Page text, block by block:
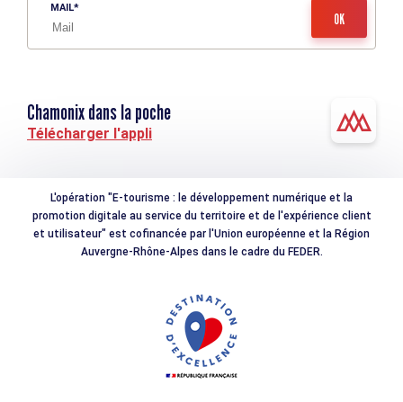
MAIL
Chamonix dans la poche
Télécharger l'appli
L'opération "E-tourisme : le développement numérique et la
promotion digitale au service du territoire et de l'expérience client
et utilisateur" est cofinancée par l'Union européenne et la Région
Auvergne-Rhône-Alpes dans le cadre du FEDER.